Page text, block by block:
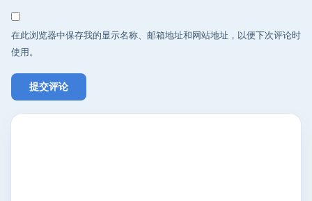
在此浏览器中保存我的显示名称、邮箱地址和网站地址，以便下次评论时
使用。